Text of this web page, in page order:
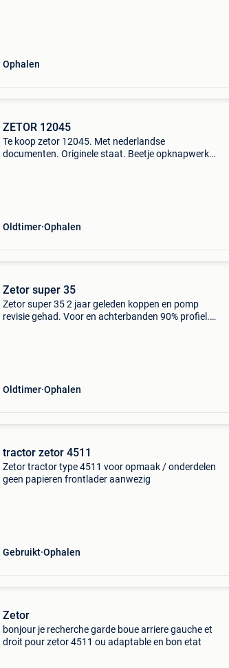
Ophalen
ZETOR 12045
Te koop zetor 12045. Met nederlandse
documenten. Originele staat. Beetje opknapwerk
Oldtimer Ophalen
Zetor super 35
Zetor super 35 2 jaar geleden koppen en pomp
revisie gehad. Voor en achterbanden 90% profiel.
Oldtimer Ophalen
tractor zetor 4511
Zetor tractor type 4511 voor opmaak / onderdelen
geen papieren frontlader aanwezig
Gebruikt Ophalen
Zetor
​bonjour je recherche garde boue arriere gauche et
droit pour zetor 4511 ou adaptable en bon etat